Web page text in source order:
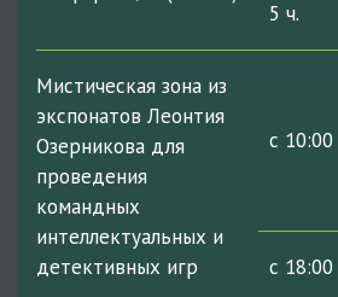
5 ч.
Мистическая зона из
экспонатов Леонтия
Озерникова для
проведения
командных
интеллектуальных и
детективных игр
с
с